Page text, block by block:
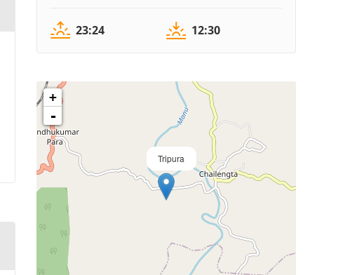
23:24 12:30
Tripura
+
-